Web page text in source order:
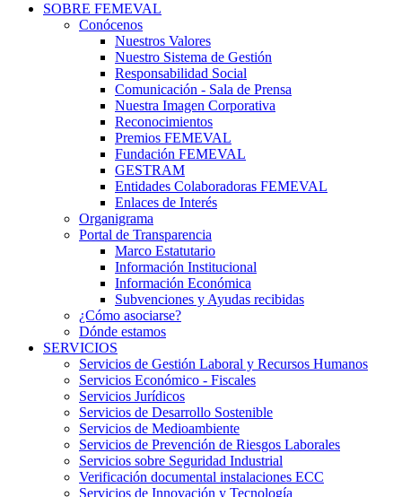
SOBRE FEMEVAL
Conócenos
Nuestros Valores
Nuestro Sistema de Gestión
Responsabilidad Social
Comunicación - Sala de Prensa
Nuestra Imagen Corporativa
Reconocimientos
Premios FEMEVAL
Fundación FEMEVAL
GESTRAM
Entidades Colaboradoras FEMEVAL
Enlaces de Interés
Organigrama
Portal de Transparencia
Marco Estatutario
Información Institucional
Información Económica
Subvenciones y Ayudas recibidas
¿Cómo asociarse?
Dónde estamos
SERVICIOS
Servicios de Gestión Laboral y Recursos Humanos
Servicios Económico - Fiscales
Servicios Jurídicos
Servicios de Desarrollo Sostenible
Servicios de Medioambiente
Servicios de Prevención de Riesgos Laborales
Servicios sobre Seguridad Industrial
Verificación documental instalaciones ECC
Servicios de Innovación y Tecnología